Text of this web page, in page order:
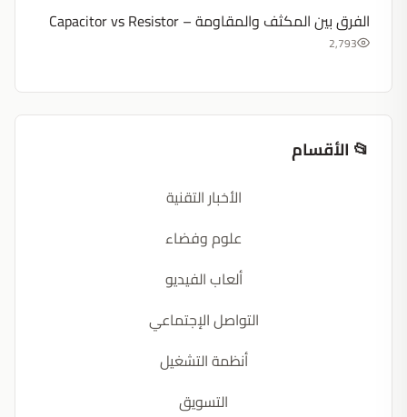
الفرق بين المكثف والمقاومة – Capacitor vs Resistor
2,793
📂 الأقسام
الأخبار التقنية
علوم وفضاء
ألعاب الفيديو
التواصل الإجتماعي
أنظمة التشغيل
التسويق